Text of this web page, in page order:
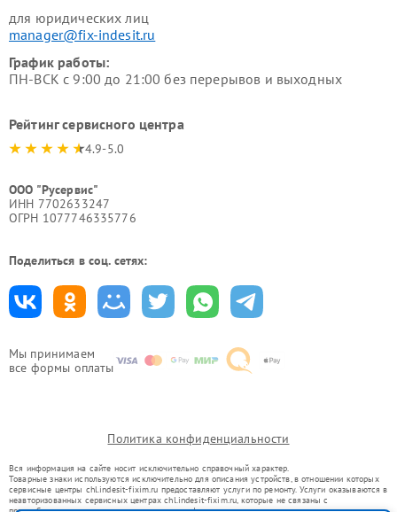
Мы принимаем
все формы оплаты
для юридических лиц
manager@fix-indesit.ru
График работы:
ПН-ВСК с 9:00 до 21:00 без перерывов и выходных
Рейтинг сервисного центра
4.9-5.0
ООО "Русервис"
ИНН 7702633247
ОГРН 1077746335776
Поделиться в соц. сетях:
Политика конфиденциальности
Вся информация на сайте носит исключительно справочный характер.
Товарные знаки используются исключительно для описания устройств, в отношении которых
сервисные центры chl.indesit-fixim.ru предоставляют услуги по ремонту. Услуги оказываются в
неавторизованных сервисных центрах chl.indesit-fixim.ru, которые не связаны с